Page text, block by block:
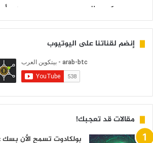
إنضم لقناتنا على اليوتيوب
مقالات قد تعجبك!